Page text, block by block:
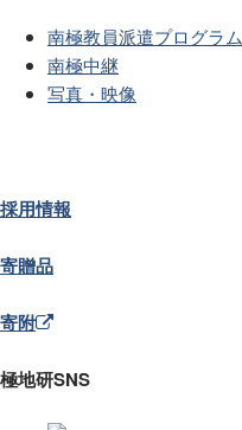
南極教員派遣プログラム
南極中継
写真・映像
採用情報
寄贈品
寄附
極地研SNS